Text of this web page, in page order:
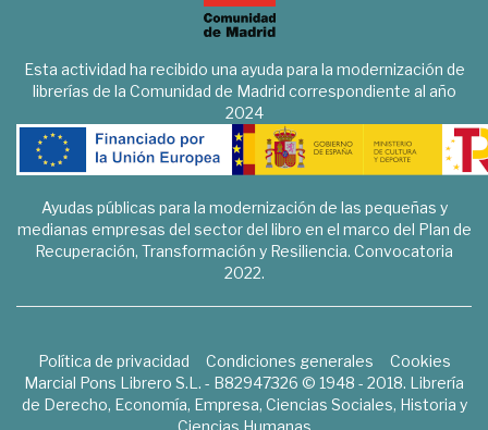
Esta actividad ha recibido una ayuda para la modernización de
librerías de la Comunidad de Madrid correspondiente al año
2024
Ayudas públicas para la modernización de las pequeñas y
medianas empresas del sector del libro en el marco del Plan de
Recuperación, Transformación y Resiliencia. Convocatoria
2022.
Política de privacidad Condiciones generales
Cookies
Marcial Pons Librero S.L. - B82947326 © 1948 - 2018. Librería
de Derecho, Economía, Empresa, Ciencias Sociales, Historia y
Ciencias Humanas